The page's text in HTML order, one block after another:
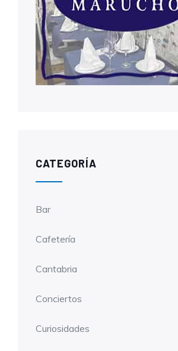
CATEGORÍA
Bar
Cafetería
Cantabria
Conciertos
Curiosidades